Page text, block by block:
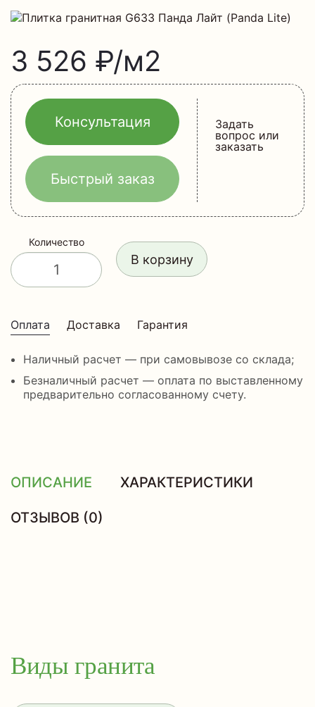
3 526 ₽/м2
Консультация
Быстрый заказ
Задать
вопрос или
заказать
Количество
В корзину
Оплата Доставка Гарантия
Наличный расчет — при самовывозе со склада;
Безналичный расчет — оплата по выставленному
предварительно согласованному счету.
ОПИСАНИЕ ХАРАКТЕРИСТИКИ
ОТЗЫВОВ (0)
Виды гранита